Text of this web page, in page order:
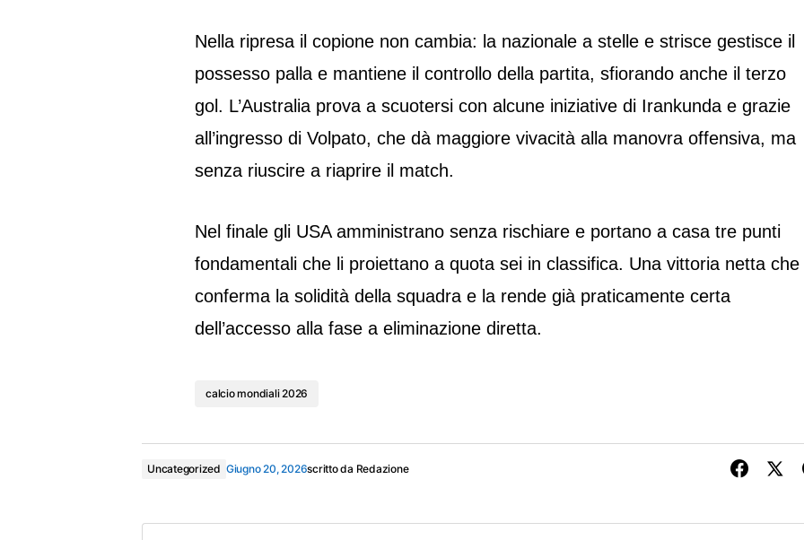
Nella ripresa il copione non cambia: la nazionale a stelle e strisce gestisce il
possesso palla e mantiene il controllo della partita, sfiorando anche il terzo
gol. L’Australia prova a scuotersi con alcune iniziative di Irankunda e grazie
all’ingresso di Volpato, che dà maggiore vivacità alla manovra offensiva, ma
senza riuscire a riaprire il match.
Nel finale gli USA amministrano senza rischiare e portano a casa tre punti
fondamentali che li proiettano a quota sei in classifica. Una vittoria netta che
conferma la solidità della squadra e la rende già praticamente certa
dell’accesso alla fase a eliminazione diretta.
calcio mondiali 2026
Uncategorized Giugno 20, 2026scritto da Redazione